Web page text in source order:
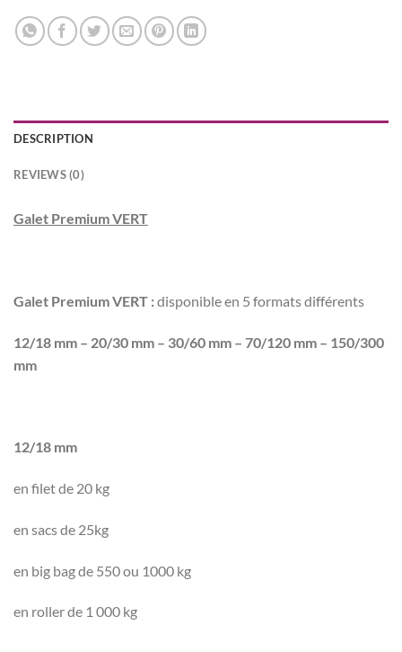
DESCRIPTION
REVIEWS (0)
Galet Premium VERT
Galet Premium VERT :disponible en 5 formats différents
12/18 mm – 20/30 mm – 30/60 mm – 70/120 mm – 150/300
mm
12/18 mm
en filet de 20 kg
en sacs de 25kg
en big bag de 550 ou 1000 kg
en roller de 1 000 kg